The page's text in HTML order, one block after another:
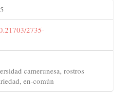
2735-
camerunesa, rostros
en-común